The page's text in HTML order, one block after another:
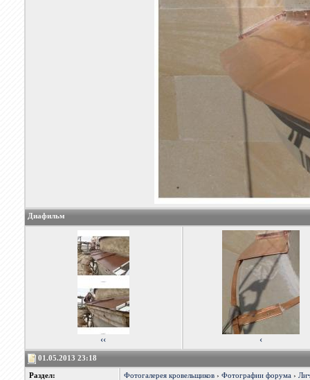
Диафильм
‹‹ ‹
01.05.2013 23:18
Раздел: Фотогалерея кровельщиков› Фотографии форума›